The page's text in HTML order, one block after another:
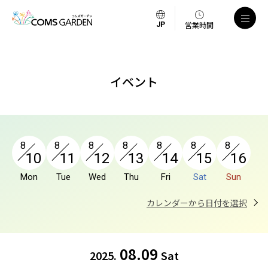
営業時間
イベント
8
10
Mon
8
11
Tue
8
12
Wed
8
13
Thu
8
14
Fri
8
15
Sat
8
16
Sun
カレンダーから日付を選択
2025. 08.09 Sat